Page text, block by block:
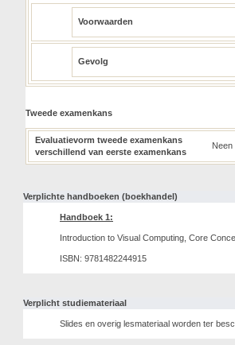
Voorwaarden
Gevolg
Tweede examenkans
Evaluatievorm tweede examenkans
verschillend van eerste examenkans
Neen
Verplichte handboeken (boekhandel)
Handboek 1:
Introduction to Visual Computing, Core
ISBN: 9781482244915
Verplicht studiemateriaal
Slides en overig lesmateriaal worden ter